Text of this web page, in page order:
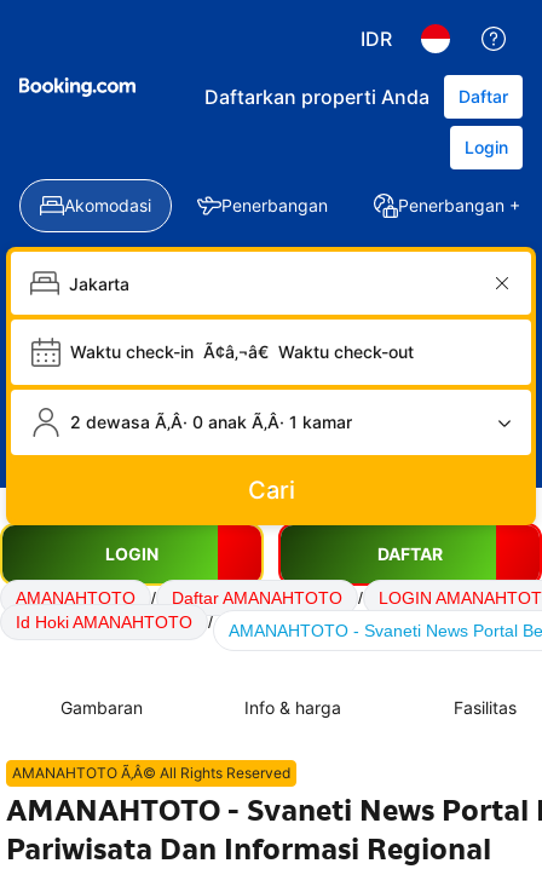
IDR
Daftarkan properti Anda Daftar
Login
Akomodasi Penerbangan Penerbangan +
Waktu check-in Ã¢â‚¬â€ Waktu check-out
2 dewasa Ã‚Â· 0 anak Ã‚Â· 1 kamar
Cari
LOGIN DAFTAR
AMANAHTOTO / Daftar AMANAHTOTO /
LOGIN
Id Hoki AMANAHTOTO
/ AMANAHTOTO - Svaneti News Portal
Gambaran Info & harga Fasilitas
AMANAHTOTO Ã‚Â© All Rights Reserved
AMANAHTOTO - Svaneti News Portal
Pariwisata Dan Informasi Regional